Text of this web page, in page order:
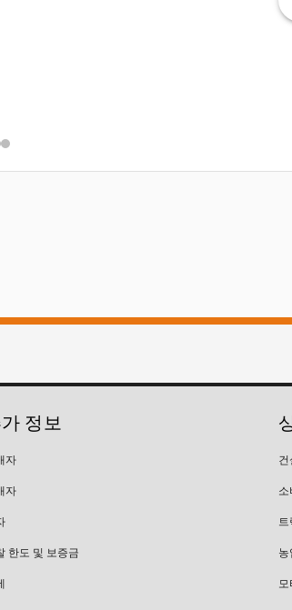
정보
자
자
한도 및 보증금
건
농
모